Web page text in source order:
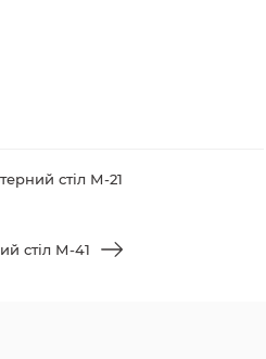
стіл М-21
стіл М-41